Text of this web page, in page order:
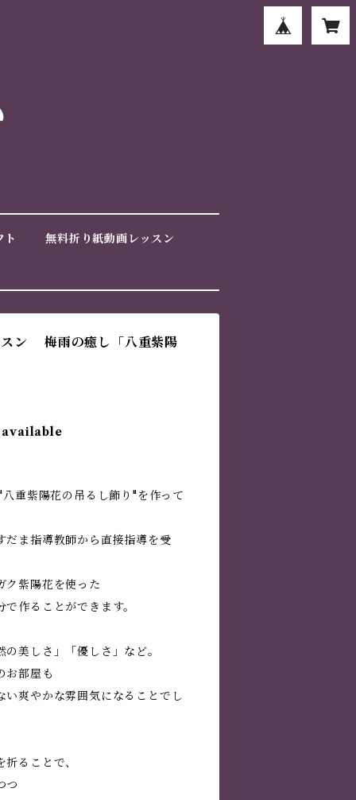
ト 無料折り紙動画レッスン
スン 梅雨の癒し「八重紫陽
重紫陽花の吊るし飾り"を作って
だま指導教師から直接指導を受
ク紫陽花を使った
作ることができます。
美しさ」「優しさ」など。
お部屋も
い爽やかな雰囲気になることでし
ることで、
つ